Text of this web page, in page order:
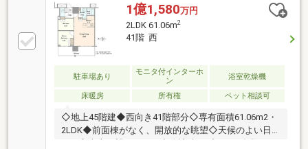
ーム フィットネススタジオ キッズルーム リラク
ゼーションラウンジ◆44階（スカイフロア） スカイ
ビューキッチン ゲストルーム（洋室・和室）◆その
他共用設備 内廊下設計 各階ゴミステーション 食
配ステーション トランクルーム レンタサイクル
EV充電設備
1億1,580万円
2LDK 61.06m2
41階 西
駐車場あり
モニタ付インターホ
ン
浴室乾燥機
床暖房 所有権 ペット相談可
◇地上45階建◆西向き41階部分◇専有面積61.06m2・
2LDK◆前面棟がなく、開放的な眺望◇天候のよい日